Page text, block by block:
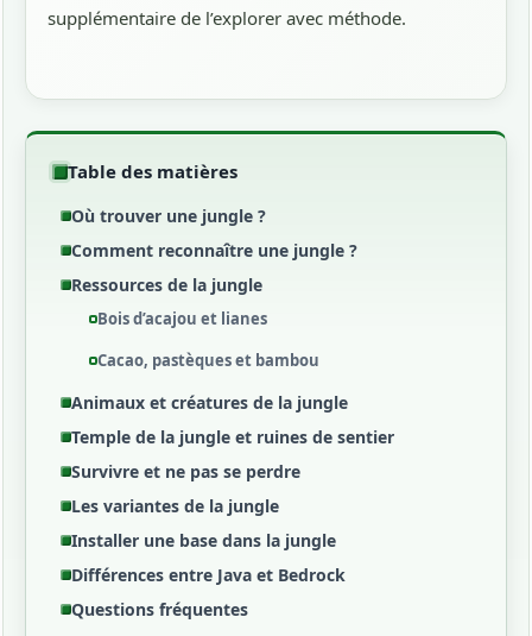
supplémentaire de l’explorer avec méthode.
Table des matières
Où trouver une jungle ?
Comment reconnaître une jungle ?
Ressources de la jungle
Bois d’acajou et lianes
Cacao, pastèques et bambou
Animaux et créatures de la jungle
Temple de la jungle et ruines de sentier
Survivre et ne pas se perdre
Les variantes de la jungle
Installer une base dans la jungle
Différences entre Java et Bedrock
Questions fréquentes